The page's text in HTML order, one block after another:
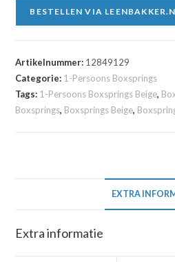
BESTELLEN VIA
Artikelnummer: 12849129
Categorie: 1-Persoons Boxsprings
Tags: 1-Persoons Boxsprings Beige,
Boxsprings, Boxsprings Beige,
EXTRA
Extra informatie